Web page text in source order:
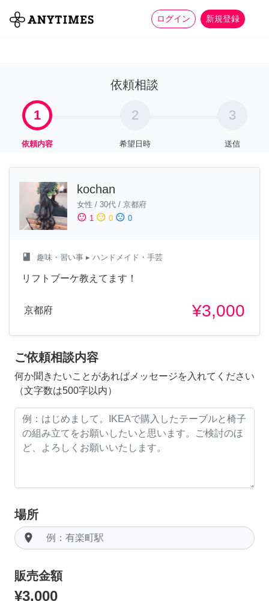
ログイン 新規登録
全て 家事 more_horiz
依頼相談
1
依頼内容
2
希望日時
3
送信
kochan
女性 / 30代 / 京都府
sentiment_satisfied 1 sentiment_neutral 0 sentiment_dissatisfied 0
class 趣味・習い事 ▸ ハンドメイド・手芸
リフトブーケ教えてます！
京都府 ¥3,000
ご依頼相談内容
何か聞きたいことがあればメッセージを入れてください
（文字数は500字以内）
場所
room
販売金額
¥3,000